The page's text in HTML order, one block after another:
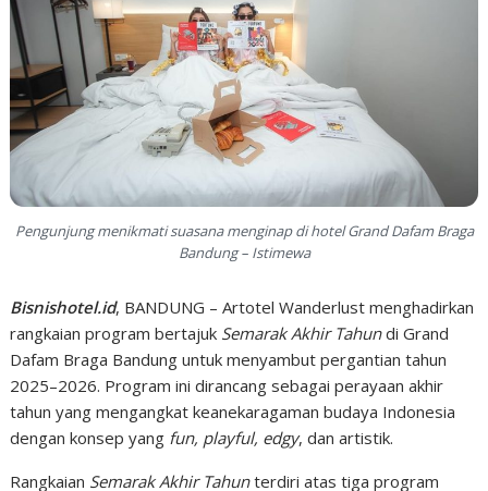
Pengunjung menikmati suasana menginap di hotel Grand Dafam Braga
Bandung – Istimewa
Bisnishotel.id, BANDUNG – Artotel Wanderlust menghadirkan
rangkaian program bertajuk Semarak Akhir Tahundi Grand
Dafam Braga Bandung untuk menyambut pergantian tahun
2025–2026. Program ini dirancang sebagai perayaan akhir
tahun yang mengangkat keanekaragaman budaya Indonesia
dengan konsep yang fun, playful, edgy, dan artistik.
Rangkaian Semarak Akhir Tahunterdiri atas tiga program